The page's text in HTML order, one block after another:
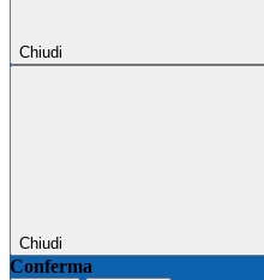
Chiudi
Chiudi
Conferma